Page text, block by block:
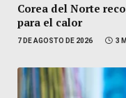
Corea del Norte
para el calor
7 DE AGOSTO DE 2026 3